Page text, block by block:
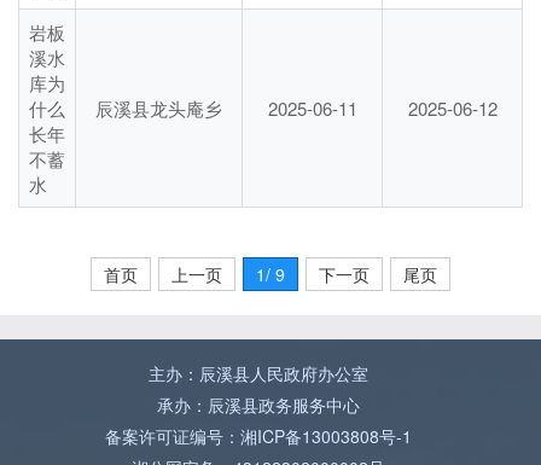
岩板
溪水
库为
什么
长年
不蓄
水
辰溪县龙头庵乡 2025-06-11 2025-06-12
首页 上一页 1/ 9 下一页 尾页
主办：辰溪县人民政府办公室
承办：辰溪县政务服务中心
备案许可证编号：湘ICP备13003808号-1